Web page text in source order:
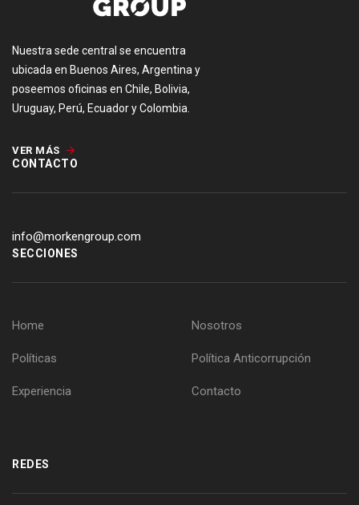
Nuestra sede central se encuentra
ubicada en Buenos Aires, Argentina y
poseemos oficinas en Chile, Bolivia,
Uruguay, Perú, Ecuador y Colombia.
VER MÁS
CONTACTO
info@morkengroup.com
SECCIONES
Home Nosotros
Políticas Política Anticorrupción
Experiencia Contacto
REDES